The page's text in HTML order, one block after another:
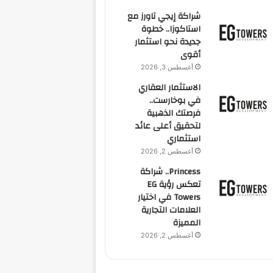
شراكة إيجي تاورز مع
استاكوزا.. خطوة
جديدة نحو استثمار
أقوى
أغسطس 3, 2026
الاستثمار العقاري
في بوخارست..
فرصتك الذهبية
لتحقيق أعلى عائد
استثماري
أغسطس 2, 2026
Princess.. شراكة
تعكس رؤية EG
Towers في اختيار
العلامات التجارية
المميزة
أغسطس 2, 2026